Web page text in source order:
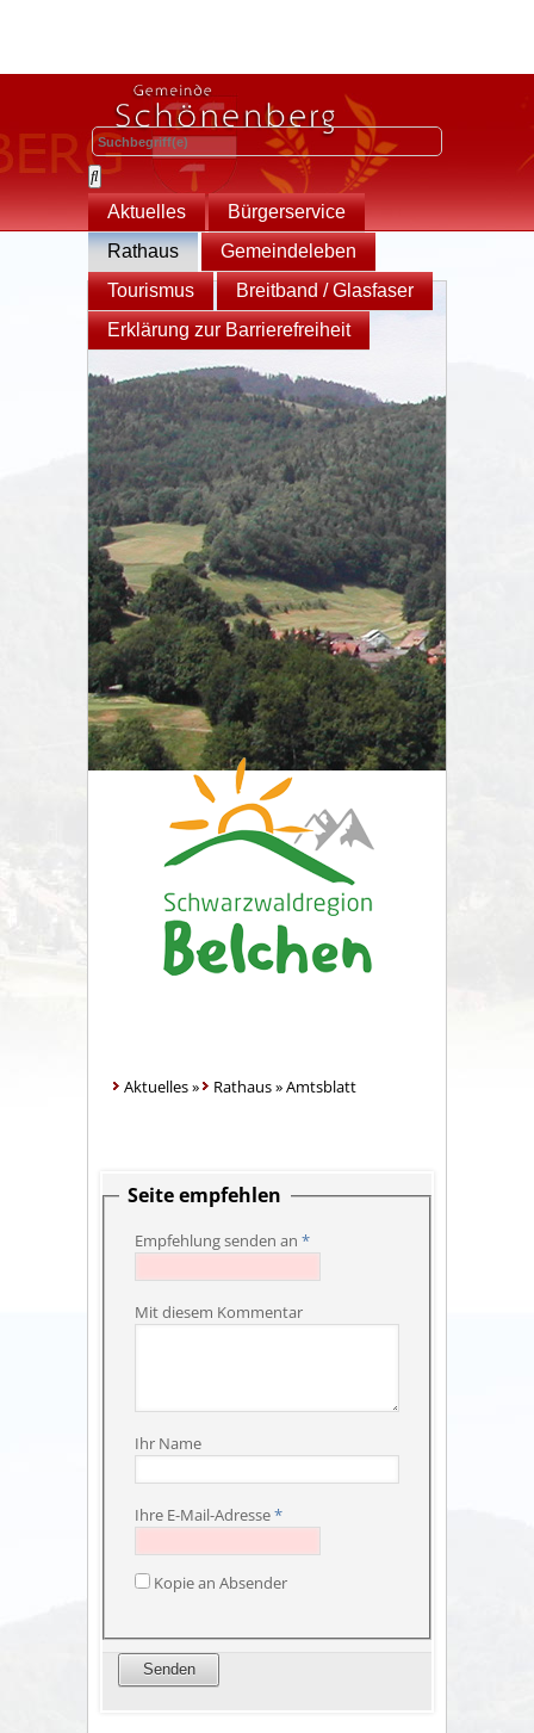
Aktuelles
Bürgerservice
Rathaus
Gemeindeleben
Tourismus
Breitband / Glasfaser
Erklärung zur Barrierefreiheit
Aktuelles» Rathaus»Amtsblatt
Seite empfehlen
Empfehlung senden an *
Mit diesem Kommentar
Ihr Name
Ihre E-Mail-Adresse*
Kopie an Absender